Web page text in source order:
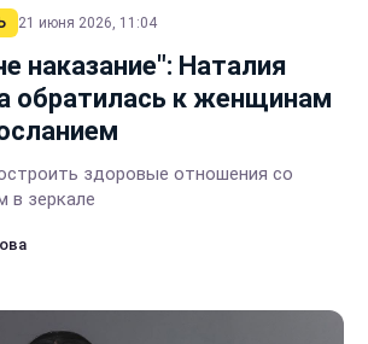
21 июня 2026, 11:04
наказание": Наталия
обратилась к женщинам
здоровые отношения со
в зеркале